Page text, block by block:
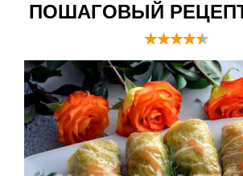
ПОШАГОВЫЙ